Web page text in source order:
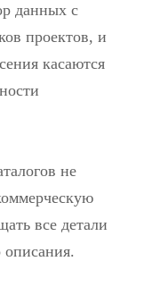
данных с
проектов, и
касаются
не
все детали
описания.